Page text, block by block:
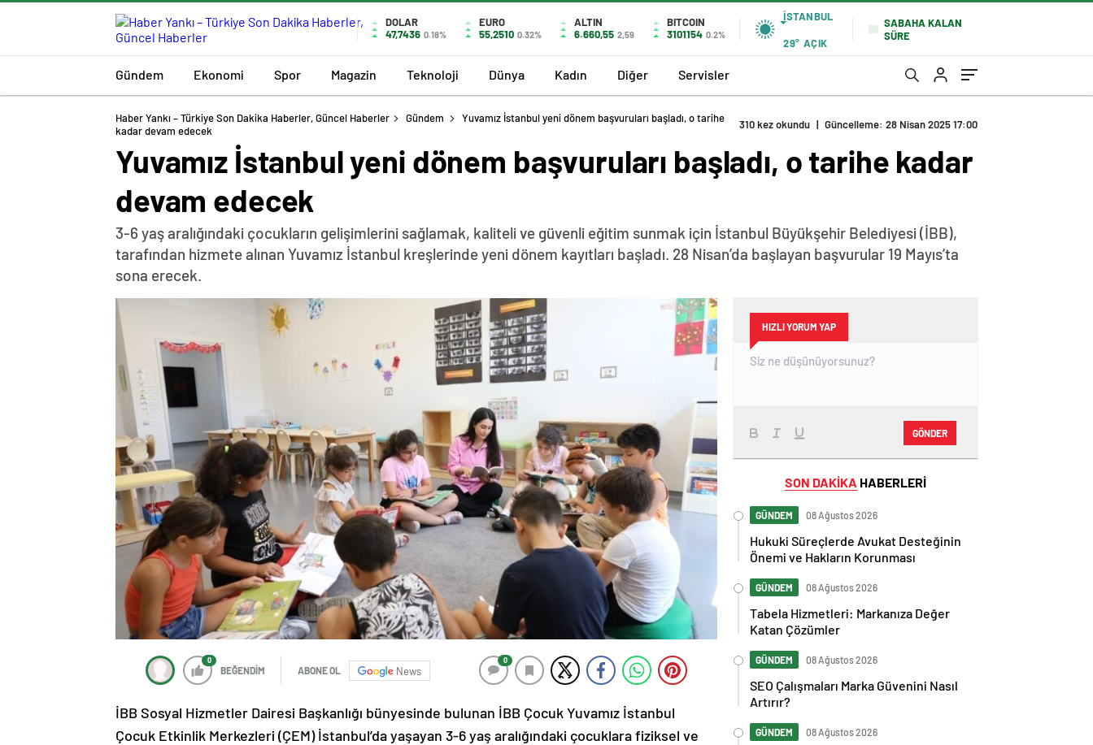
DOLAR
47,7436 0.18%
EURO
55,2510 0.32%
ALTIN
6.660,55 2,59
BITCOIN
3101154 0.2%
İSTANBUL
29° AÇIK
SABAHA KALAN
SÜRE
Gündem Ekonomi Spor Magazin Teknoloji Dünya Kadın Diğer Servisler
Haber Yankı – Türkiye Son Dakika Haberler, Güncel Haberler Gündem
Yuvamız İstanbul yeni dönem başvuruları başladı, o tarihe
kadar devam edecek
310 kez okundu | Güncelleme: 28 Nisan 2025 17:00
Yuvamız İstanbul yeni dönem başvuruları başladı, o tarihe kadar
devam edecek
3-6 yaş aralığındaki çocukların gelişimlerini sağlamak, kaliteli ve güvenli eğitim sunmak için İstanbul Büyükşehir Belediyesi (İBB),
tarafından hizmete alınan Yuvamız İstanbul kreşlerinde yeni dönem kayıtları başladı. 28 Nisan’da başlayan başvurular 19 Mayıs’ta
sona erecek.
0
BEĞENDİM ABONE OL News
0
İBB Sosyal Hizmetler Dairesi Başkanlığı bünyesinde bulunan İBB Çocuk Yuvamız İstanbul
Çocuk Etkinlik Merkezleri (ÇEM) İstanbul’da yaşayan 3-6 yaş aralığındaki çocuklara fiziksel ve
HIZLI YORUM YAP
GÖNDER
SON DAKİKA HABERLERİ
GÜNDEM 08 Ağustos 2026
Hukuki Süreçlerde Avukat Desteğinin
Önemi ve Hakların Korunması
GÜNDEM 08 Ağustos 2026
Tabela Hizmetleri: Markanıza Değer
Katan Çözümler
GÜNDEM 08 Ağustos 2026
SEO Çalışmaları Marka Güvenini Nasıl
Artırır?
GÜNDEM 08 Ağustos 2026